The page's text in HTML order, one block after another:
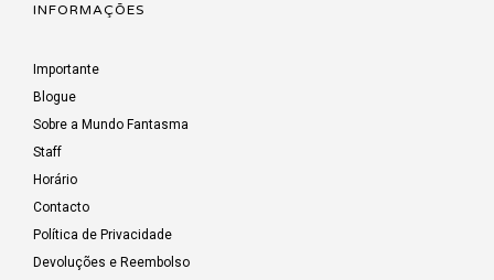
INFORMAÇÕES
Importante
Blogue
Sobre a Mundo Fantasma
Staff
Horário
Contacto
Política de Privacidade
Devoluções e Reembolso